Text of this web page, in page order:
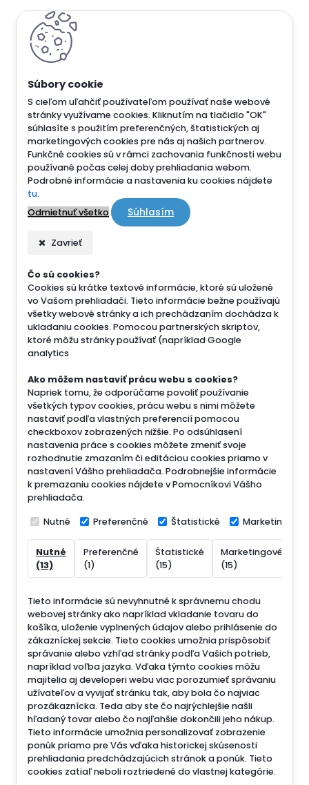
S cieľom uľahčiť používateľom používať naše webové
stránky využívame cookies. Kliknutím na tlačidlo "OK"
súhlasíte s použitím preferenčných, štatistických aj
marketingových cookies pre nás aj našich partnerov.
Funkčné cookies sú v rámci zachovania funkčnosti webu
používané počas celej doby prehliadania webom.
Podrobné informácie a nastavenia ku cookies nájdete
tu.
Odmietnuť všetko
Súhlasím
Zavrieť
Čo sú cookies?
Cookies sú krátke textové informácie, ktoré sú uložené
vo Vašom prehliadači. Tieto informácie bežne používajú
všetky webové stránky a ich prechádzaním dochádza k
ukladaniu cookies. Pomocou partnerských skriptov,
ktoré môžu stránky používať (napríklad Google
analytics
Ako môžem nastaviť prácu webu s cookies?
Napriek tomu, že odporúčame povoliť používanie
všetkých typov cookies, prácu webu s nimi môžete
nastaviť podľa vlastných preferencií pomocou
checkboxov zobrazených nižšie. Po odsúhlasení
nastavenia práce s cookies môžete zmeniť svoje
rozhodnutie zmazaním či editáciou cookies priamo v
nastavení Vášho prehliadača. Podrobnejšie informácie
k premazaniu cookies nájdete v Pomocníkovi Vášho
prehliadača.
Nutné Preferenčné Štatistické Marketingové
Nutné
(13)
Preferenčné
(1)
Štatistické
(15)
Marketingové
(15)
Tieto informácie sú nevyhnutné k správnemu chodu
webovej stránky ako napríklad vkladanie tovaru do
košíka, uloženie vyplnených údajov alebo prihlásenie do
zákazníckej sekcie. Tieto cookies umožnia prispôsobiť
správanie alebo vzhľad stránky podľa Vašich potrieb,
napríklad voľba jazyka. Vďaka týmto cookies môžu
majitelia aj developeri webu viac porozumieť správaniu
užívateľov a vyvijať stránku tak, aby bola čo najviac
prozákaznícka. Teda aby ste čo najrýchlejšie našli
hľadaný tovar alebo čo najľahšie dokončili jeho nákup.
Tieto informácie umožnia personalizovať zobrazenie
ponúk priamo pre Vás vďaka historickej skúsenosti
prehliadania predchádzajúcich stránok a ponúk. Tieto
cookies zatiaľ neboli roztriedené do vlastnej kategórie.